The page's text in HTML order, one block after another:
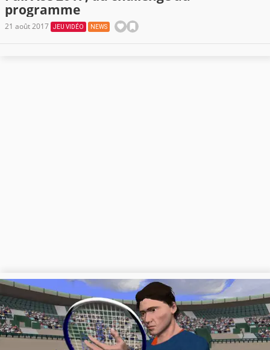
programme
21 août 2017 JEU VIDÉO NEWS